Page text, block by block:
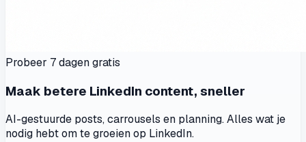
Probeer 7 dagen gratis
Maak betere LinkedIn content, sneller
AI-gestuurde posts, carrousels en planning. Alles wat je
nodig hebt om te groeien op LinkedIn.